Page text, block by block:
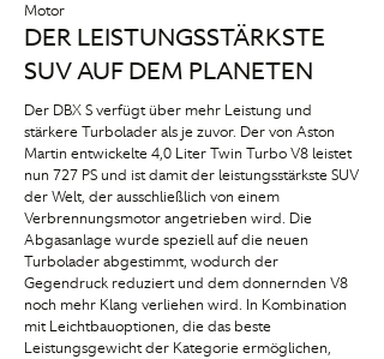
Motor
DER LEISTUNGSSTÄRKSTE
SUV AUF DEM PLANETEN
Der DBX S verfügt über mehr Leistung und
stärkere Turbolader als je zuvor. Der von Aston
Martin entwickelte 4,0 Liter Twin Turbo V8 leistet
nun 727 PS und ist damit der leistungsstärkste SUV
der Welt, der ausschließlich von einem
Verbrennungsmotor angetrieben wird. Die
Abgasanlage wurde speziell auf die neuen
Turbolader abgestimmt, wodurch der
Gegendruck reduziert und dem donnernden V8
noch mehr Klang verliehen wird. In Kombination
mit Leichtbauoptionen, die das beste
Leistungsgewicht der Kategorie ermöglichen,